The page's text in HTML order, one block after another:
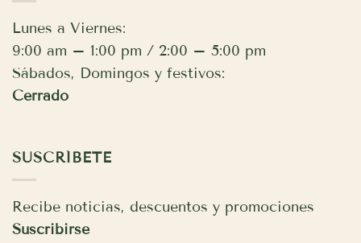
Lunes a Viernes:
9:00 am – 1:00 pm / 2:00 – 5:00 pm
Sábados, Domingos y festivos:
Cerrado
SUSCRÍBETE
Recibe noticias, descuentos y promociones
Suscribirse